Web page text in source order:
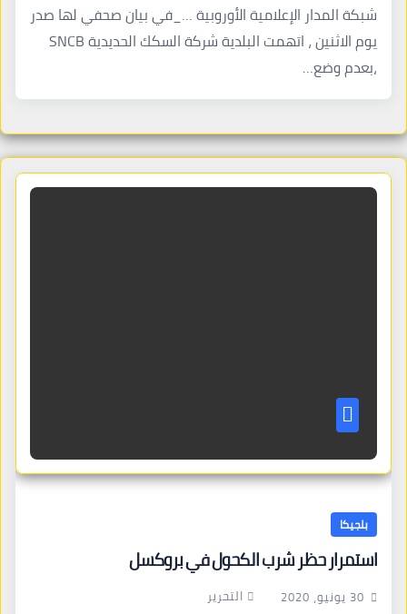
شبكة المدار الإعلامية الأوروبية …_في بيان صحفي لها صدر
يوم الاثنين ، اتهمت البلدية شركة السكك الحديدية SNCB
،بعدم وضع…
بلجيكا
استمرار حظر شرب الكحول في بروكسل
30 يونيو، 2020 التحرير